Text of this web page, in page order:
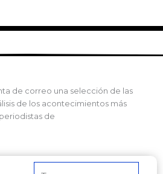
de correo una selección de las
de los acontecimientos más
de